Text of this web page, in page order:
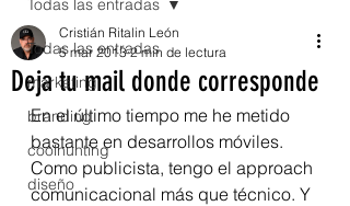
Todas las entradas
marketing
branding
coolhunting
diseño
Todas las entradas
Deja tu mail donde corresponde
Cristián Ritalin León
5 mar 2013 2 min de lectura
En el último tiempo me he metido
bastante en desarrollos móviles.
Como publicista, tengo el approach
comunicacional más que técnico. Y